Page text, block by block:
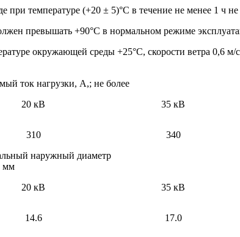
температуре (+20 ± 5)°С в течение не менее 1 ч
превышать +90°С в нормальном режиме
окружающей среды +25°С, скорости ветра 0,6
ток нагрузки, А,; не более
20 кВ 35 кВ
310 340
наружный диаметр
мм
20 кВ 35 кВ
14.6 17.0